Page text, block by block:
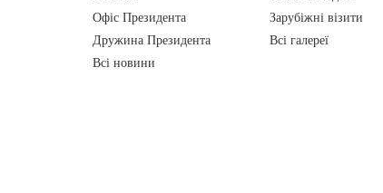
Офіс Президента
Дружина Президента
Всі новини
Зарубіжні візити
Всі галереї